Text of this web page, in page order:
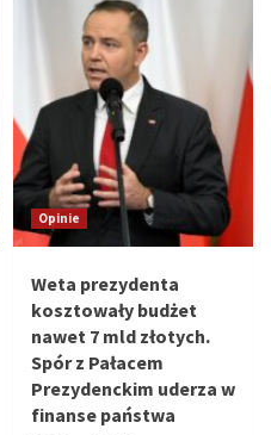
Opinie
Weta prezydenta
kosztowały budżet
nawet 7 mld złotych.
Spór z Pałacem
Prezydenckim uderza w
finanse państwa